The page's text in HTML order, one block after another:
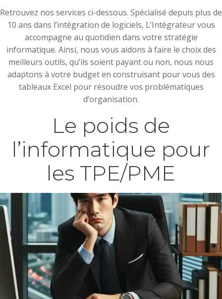
Retrouvez nos services ci-dessous. Spécialisé depuis plus de
10 ans dans l’intégration de logiciels, L’Intégrateur vous
accompagne au quotidien dans votre stratégie
informatique. Ainsi, nous vous aidons à faire le choix des
meilleurs outils, qu’ils soient payant ou non, nous nous
adaptons à votre budget en construisant pour vous des
tableaux Excel pour résoudre vos problématiques
d’organisation.
Le poids de
l’informatique pour
les TPE/PME